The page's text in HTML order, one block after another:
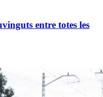
entre totes les